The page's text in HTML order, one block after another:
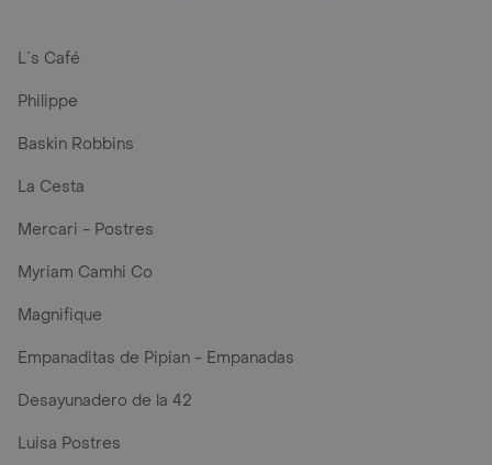
L´s Café
Philippe
Baskin Robbins
La Cesta
Mercari - Postres
Myriam Camhi Co
Magnifique
Empanaditas de Pipian - Empanadas
Desayunadero de la 42
Luisa Postres